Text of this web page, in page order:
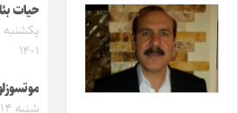
حیات
۱۴۰۱